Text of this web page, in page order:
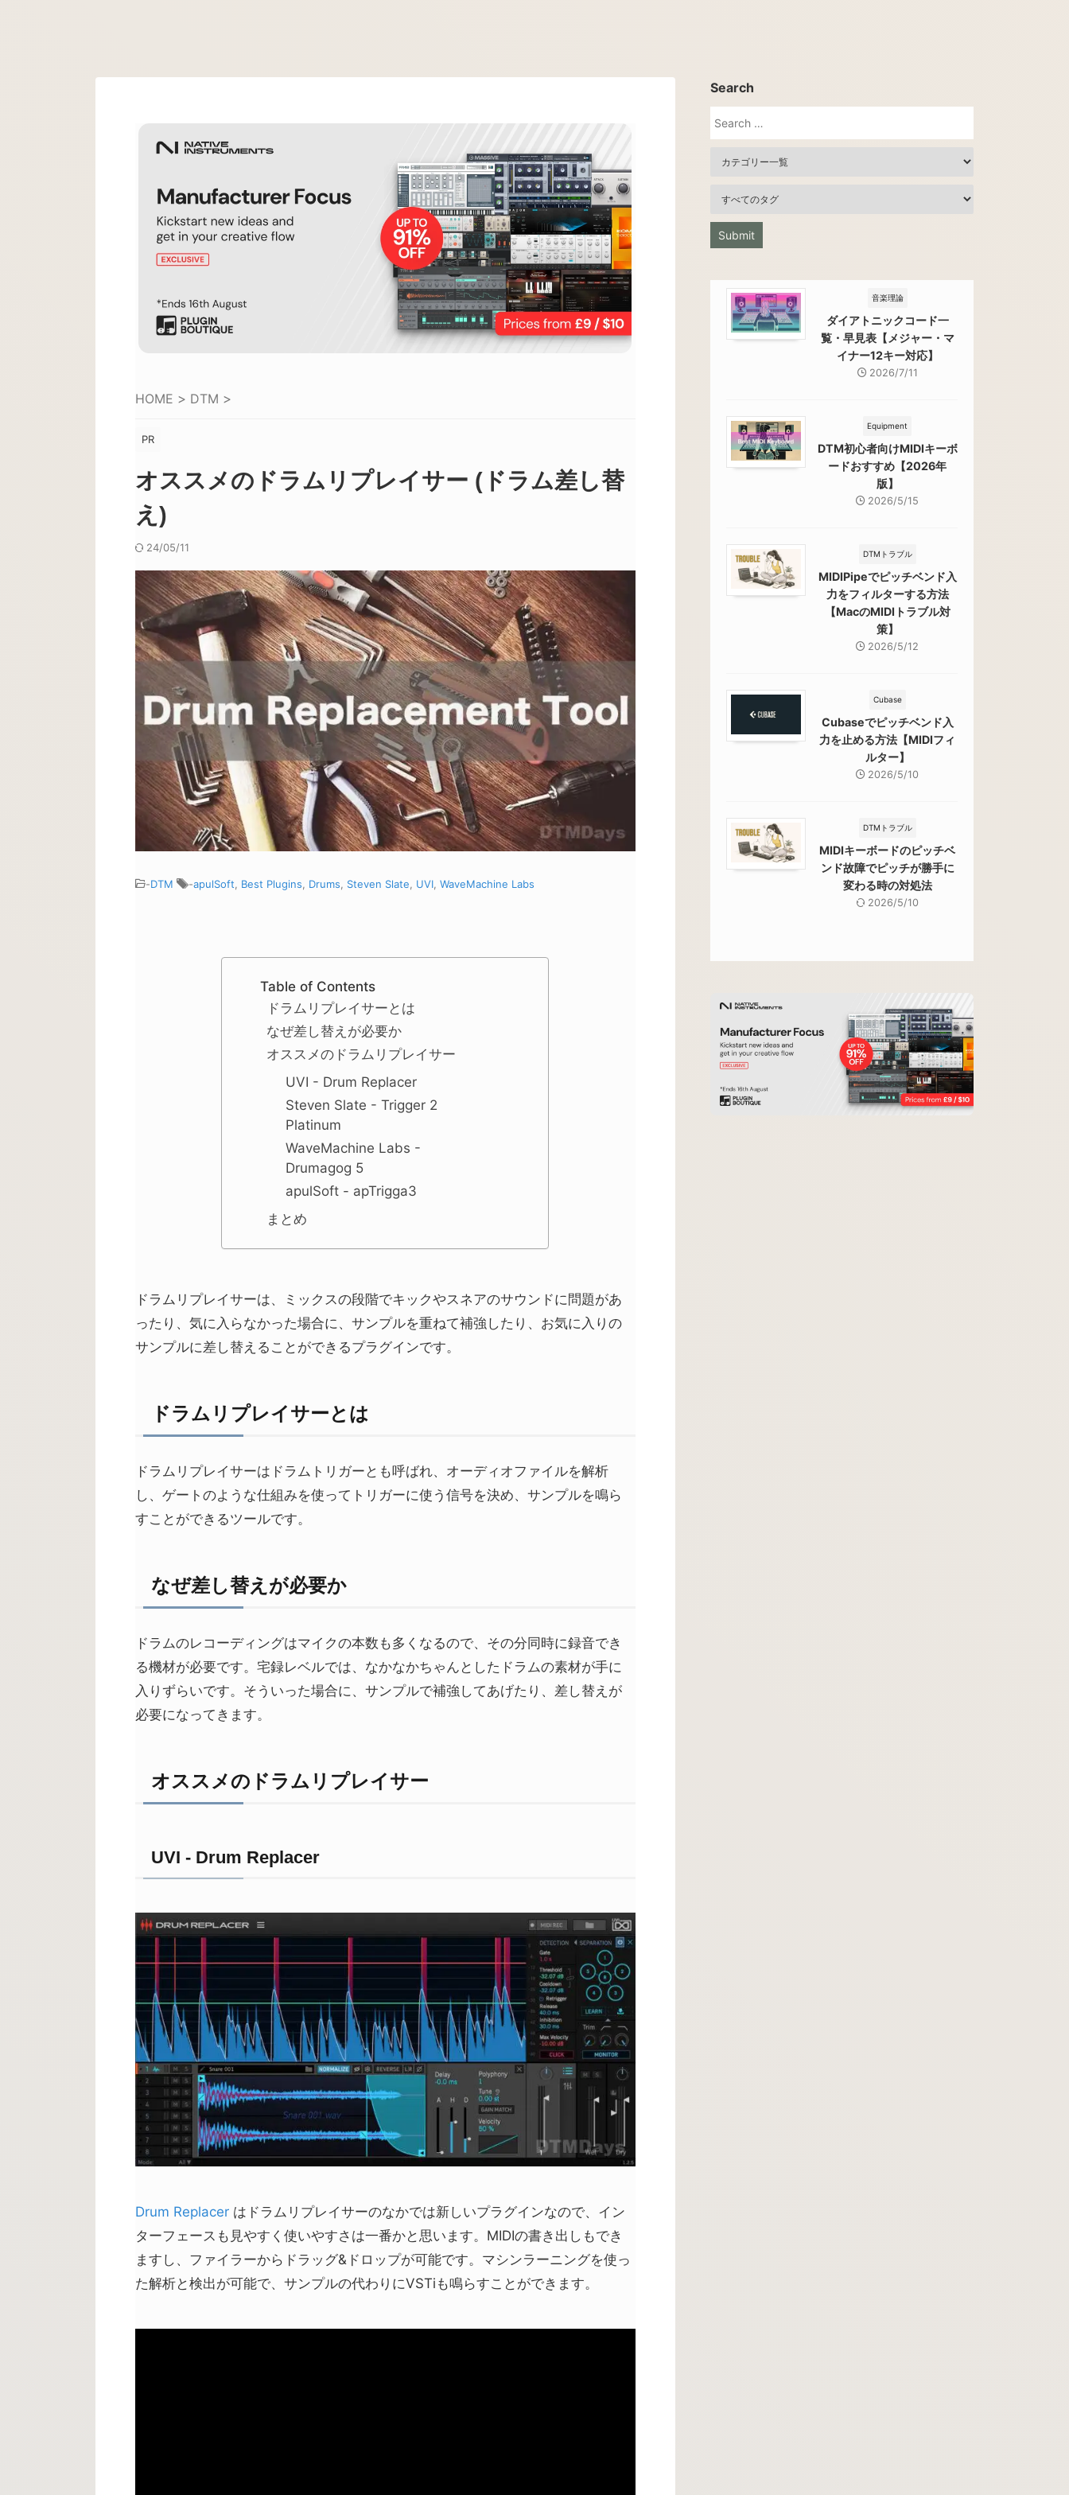
HOME > DTM >
PR
オススメのドラムリプレイサー (ドラム差し替
え)
24/05/11
-DTM -apulSoft Best Plugins Drums Steven Slate UVI WaveMachine Labs
Table of Contents
ドラムリプレイサーとは
なぜ差し替えが必要か
オススメのドラムリプレイサー
UVI - Drum Replacer
Steven Slate - Trigger 2
Platinum
WaveMachine Labs -
Drumagog 5
apulSoft - apTrigga3
まとめ
ドラムリプレイサーは、ミックスの段階でキックやスネアのサウンドに問題があ
ったり、気に入らなかった場合に、サンプルを重ねて補強したり、お気に入りの
サンプルに差し替えることができるプラグインです。
ドラムリプレイサーとは
ドラムリプレイサーはドラムトリガーとも呼ばれ、オーディオファイルを解析
し、ゲートのような仕組みを使ってトリガーに使う信号を決め、サンプルを鳴ら
すことができるツールです。
なぜ差し替えが必要か
ドラムのレコーディングはマイクの本数も多くなるので、その分同時に録音でき
る機材が必要です。宅録レベルでは、なかなかちゃんとしたドラムの素材が手に
入りずらいです。そういった場合に、サンプルで補強してあげたり、差し替えが
必要になってきます。
オススメのドラムリプレイサー
UVI - Drum Replacer
Drum Replacer はドラムリプレイサーのなかでは新しいプラグインなので、イン
ターフェースも見やすく使いやすさは一番かと思います。MIDIの書き出しもでき
ますし、ファイラーからドラッグ&ドロップが可能です。マシンラーニングを使っ
た解析と検出が可能で、サンプルの代わりにVSTiも鳴らすことができます。
Search
音楽理論
ダイアトニックコード一
覧・早見表【メジャー・マ
イナー12キー対応】
2026/7/11
Equipment
DTM初心者向けMIDIキーボ
ードおすすめ【2026年
版】
2026/5/15
DTMトラブル
MIDIPipeでピッチベンド入
力をフィルターする方法
【MacのMIDIトラブル対
策】
2026/5/12
Cubase
Cubaseでピッチベンド入
力を止める方法【MIDIフィ
ルター】
2026/5/10
DTMトラブル
MIDIキーボードのピッチベ
ンド故障でピッチが勝手に
変わる時の対処法
2026/5/10